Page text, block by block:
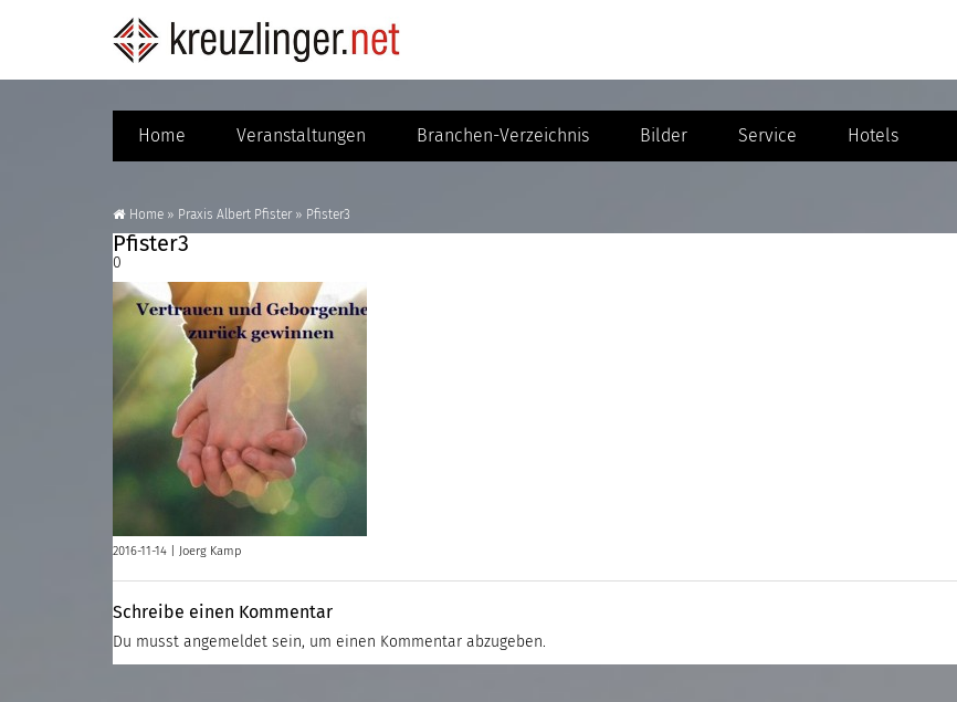
Home Veranstaltungen Branchen-Verzeichnis Bilder Service Hotels
Home » Praxis Albert Pfister » Pfister3
Pfister3
0
2016-11-14 | Joerg Kamp
Schreibe einen Kommentar
Du musst angemeldet sein, um einen Kommentar abzugeben.